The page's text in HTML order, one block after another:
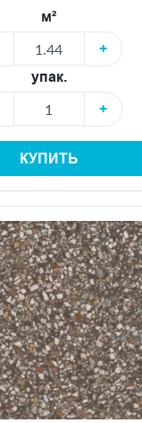
м²
+
упак.
+
КУПИТЬ